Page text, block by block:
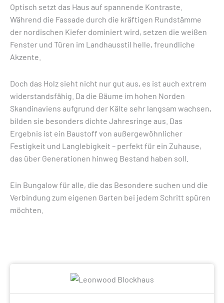
Optisch setzt das Haus auf spannende Kontraste.
Während die Fassade durch die kräftigen Rundstämme
der nordischen Kiefer dominiert wird, setzen die weißen
Fenster und Türen im Landhausstil helle, freundliche
Akzente.
Doch das Holz sieht nicht nur gut aus, es ist auch extrem
widerstandsfähig. Da die Bäume im hohen Norden
Skandinaviens aufgrund der Kälte sehr langsam wachsen,
bilden sie besonders dichte Jahresringe aus. Das
Ergebnis ist ein Baustoff von außergewöhnlicher
Festigkeit und Langlebigkeit – perfekt für ein Zuhause,
das über Generationen hinweg Bestand haben soll.
Ein Bungalow für alle, die das Besondere suchen und die
Verbindung zum eigenen Garten bei jedem Schritt spüren
möchten.